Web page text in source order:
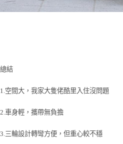
總結
1.空間大，我家大隻佬酷里入住沒問題
2.車身輕，攜帶無負擔
3.三輪設計轉彎方便，但重心較不穩